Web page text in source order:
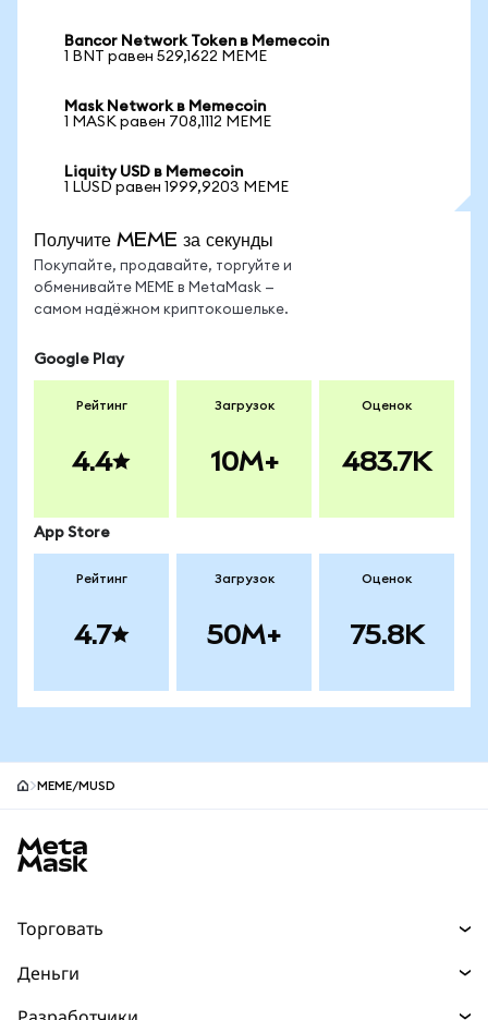
Bancor Network Token в Memecoin
1 BNT равен 529,1622 MEME
Mask Network в Memecoin
1 MASK равен 708,1112 MEME
Liquity USD в Memecoin
1 LUSD равен 1999,9203 MEME
Получите MEME за секунды
Покупайте, продавайте, торгуйте и
обменивайте MEME в MetaMask —
самом надёжном криптокошельке.
Google Play
Рейтинг
4.4
Загрузок
10M+
Оценок
483.7K
App Store
Рейтинг
4.7
Загрузок
50M+
Оценок
75.8K
MEME/mUSD
Торговать
Деньги